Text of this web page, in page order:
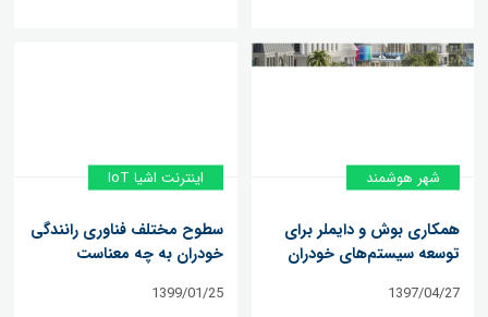
شهر هوشمند
همکاری بوش و دایملر برای
توسعه سیستم‌های خودران
1397/04/27
اینترنت اشیا IoT
سطوح مختلف فناوری رانندگی
خودران به چه معناست
1399/01/25